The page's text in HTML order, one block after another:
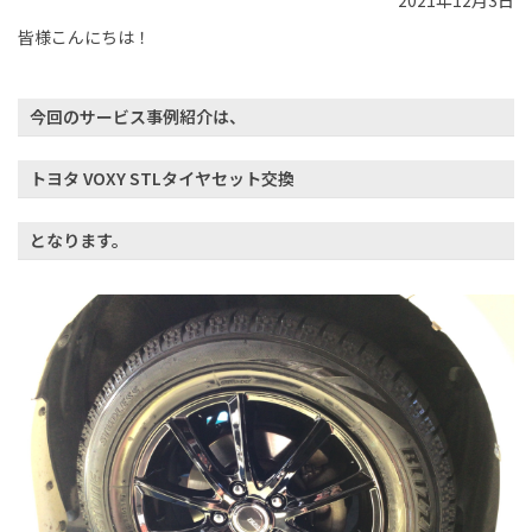
皆様こんにちは！
今回のサービス事例紹介は、
トヨタ VOXY STLタイヤセット交換
となります。